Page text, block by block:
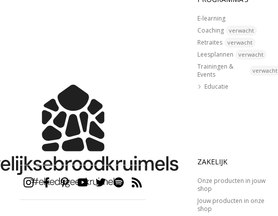
E-learning
Coaching
verwacht
Retraites verwacht
Leesplannen verwacht
Trainingen &
Events
verwacht
Educatie
ZAKELIJK
Onze producten in jouw
shop
Jouw producten in onze
shop